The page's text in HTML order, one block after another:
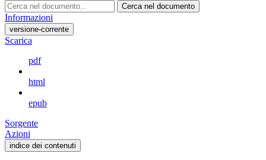
Cerca nel documento
Informazioni
versione-corrente
Scarica
pdf
html
epub
Sorgente
Azioni
indice dei contenuti